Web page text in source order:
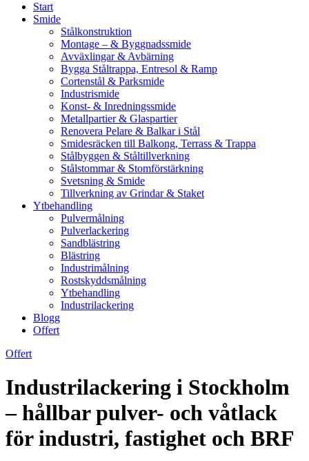
Start
Smide
Stålkonstruktion
Montage – & Byggnadssmide
Avväxlingar & Avbärning
Bygga Ståltrappa, Entresol & Ramp
Cortenstål & Parksmide
Industrismide
Konst- & Inredningssmide
Metallpartier & Glaspartier
Renovera Pelare & Balkar i Stål
Smidesräcken till Balkong, Terrass & Trappa
Stålbyggen & Ståltillverkning
Stålstommar & Stomförstärkning
Svetsning & Smide
Tillverkning av Grindar & Staket
Ytbehandling
Pulvermålning
Pulverlackering
Sandblästring
Blästring
Industrimålning
Rostskyddsmålning
Ytbehandling
Industrilackering
Blogg
Offert
Offert
Industrilackering i Stockholm
– hållbar pulver- och våtlack
för industri, fastighet och BRF